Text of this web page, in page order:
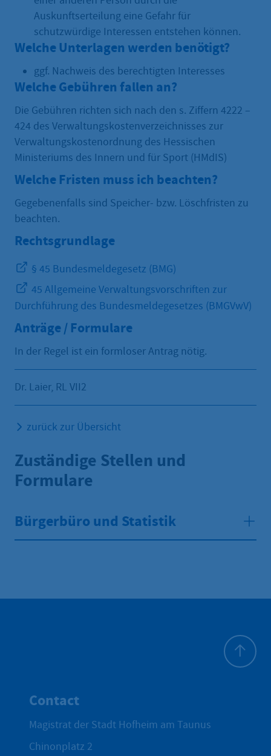
Auskunftserteilung eine Gefahr für
schutzwürdige Interessen entstehen können.
Welche Unterlagen werden benötigt?
ggf. Nachweis des berechtigten Interesses
Welche Gebühren fallen an?
Die Gebühren richten sich nach den s. Ziffern 4222 –
424 des Verwaltungskostenverzeichnisses zur
Verwaltungskostenordnung des Hessischen
Ministeriums des Innern und für Sport (HMdIS)
Welche Fristen muss ich beachten?
Gegebenenfalls sind Speicher- bzw. Löschfristen zu
beachten.
Rechtsgrundlage
§ 45 Bundesmeldegesetz (BMG)
45 Allgemeine Verwaltungsvorschriften zur
Durchführung des Bundesmeldegesetzes (BMGVwV)
Anträge / Formulare
In der Regel ist ein formloser Antrag nötig.
Dr. Laier, RL VII2
zurück zur Übersicht
Zuständige Stellen und
Formulare
Bürgerbüro und Statistik
Contact
Magistrat der Stadt Hofheim am Taunus
Chinonplatz 2